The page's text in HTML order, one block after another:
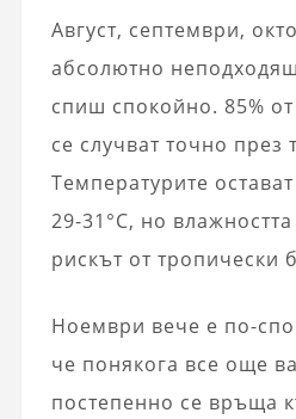
Август, септември,
абсолютно
спиш спокойно. 85%
се случват точно през
Температурите
29-31°C, но
рискът от тропически
Ноември вече е по-
че понякога все още
постепенно се връща